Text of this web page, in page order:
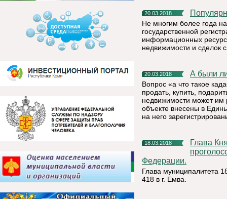
20.03.2018
Не многим более года
государственной
информационных
недвижимости и сделок
20.03.2018 А были
Вопрос «а что такое
продать, купить,
недвижимости может им
объекте внесены в
на него
18.03.2018
Глава Княжпогостского района Татьяна Пугачева
Федерации.
Глава муниципалитета
418 в г. Емва.